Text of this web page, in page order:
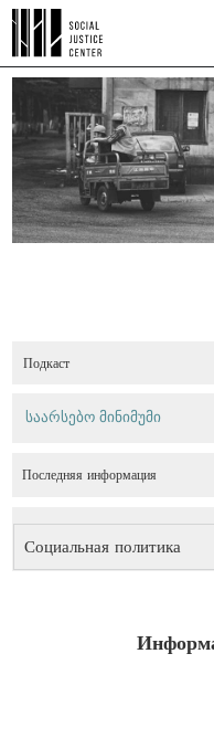
Подкаст
Социальная политика
საარსებო მინიმუმი
Последняя информация